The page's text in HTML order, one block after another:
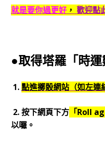
就是要你過更好， 歡迎點
●取得塔羅「時運
1.點進擲骰網站（如左連
2. 按下網頁下方「Roll
以囉。